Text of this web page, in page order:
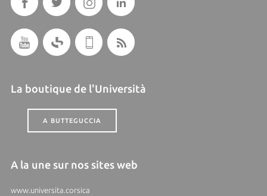
La boutique de l'Università
A BUTTEGUCCIA
A la une sur nos sites web
www.universita.corsica